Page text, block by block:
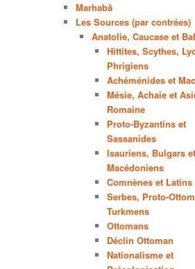
Marhabâ
Les Sources (par contrées)
Anatolie, Caucase et
Hittites, Scythes,
Phrigiens
Achéménides et
Mésie, Achaie et
Romaine
Proto-Byzantins et
Sassanides
Isauriens, Bulgars et
Macédoniens
Comnènes et Latins
Serbes, Proto-
Turkmens
Ottomans
Déclin Ottoman
Nationalisme et